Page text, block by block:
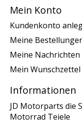
Mein Konto
Kundenkonto
Meine
Meine Nachrichten
Mein Wunschzettel
Informationen
JD Motorparts die
Motorrad Teiele